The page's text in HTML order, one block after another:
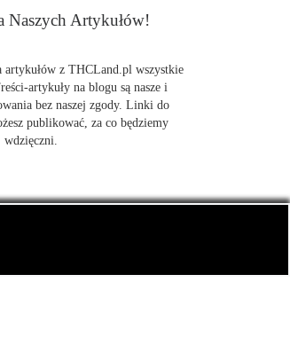
Naszych Artykułów!
artykułów z THCLand.pl wszystkie
artykuły na blogu są nasze i
bez naszej zgody. Linki do
publikować, za co będziemy
wdzięczni.